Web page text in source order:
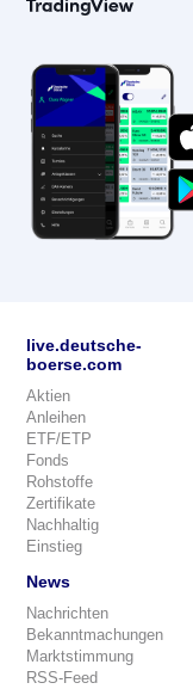
live.deutsche-
boerse.com
Aktien
Anleihen
ETF/ETP
Fonds
Rohstoffe
Zertifikate
Nachhaltig
Einstieg
News
Nachrichten
Bekanntmachungen
Marktstimmung
RSS-Feed